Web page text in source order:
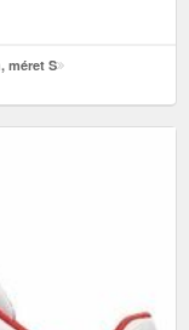
méret S